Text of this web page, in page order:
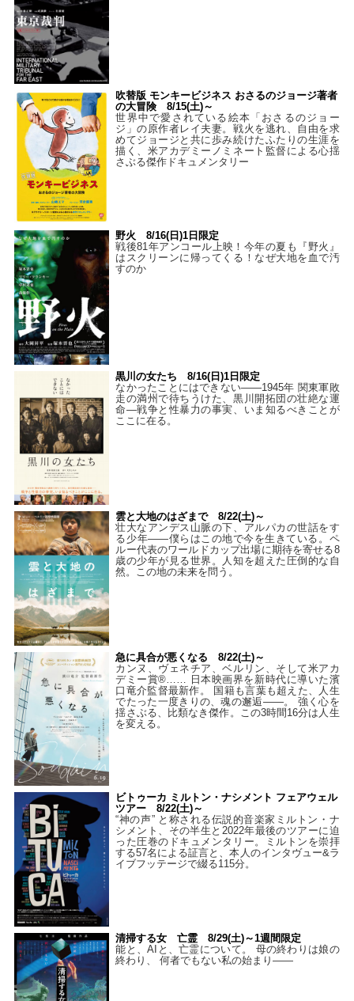
吹替版 モンキービジネス おさるのジョージ著者
の大冒険 8/15(土)～
世界中で愛されている絵本「おさるのジョー
ジ」の原作者レイ夫妻。戦火を逃れ、自由を求
めてジョージと共に歩み続けたふたりの生涯を
描く、米アカデミーノミネート監督による心揺
さぶる傑作ドキュメンタリー
野火 8/16(日)1日限定
戦後81年アンコール上映！今年の夏も『野火』
はスクリーンに帰ってくる！なぜ大地を血で汚
すのか
黒川の女たち 8/16(日)1日限定
なかったことにはできない——1945年 関東軍敗
走の満州で待ちうけた、黒川開拓団の壮絶な運
命―戦争と性暴力の事実、いま知るべきことが
ここに在る。
雲と大地のはざまで 8/22(土)～
壮大なアンデス山脈の下、アルパカの世話をす
る少年――僕らはこの地で今を生きている。ペ
ルー代表のワールドカップ出場に期待を寄せる8
歳の少年が見る世界。人知を超えた圧倒的な自
然。この地の未来を問う。
急に具合が悪くなる 8/22(土)～
カンヌ、ヴェネチア、ベルリン、そして米アカ
デミー賞®…… 日本映画界を新時代に導いた濱
口竜介監督最新作。 国籍も言葉も超えた、人生
でたった一度きりの、魂の邂逅――。 強く心を
揺さぶる、比類なき傑作。この3時間16分は人生
を変える。
ビトゥーカ ミルトン・ナシメント フェアウェル
ツアー 8/22(土)～
“神の声” と称される伝説的音楽家ミルトン・ナ
シメント、その半生と2022年最後のツアーに迫
った圧巻のドキュメンタリー。ミルトンを崇拝
する57名による証言と、本人のインタヴュー&ラ
イブフッテージで綴る115分。
清掃する女 亡霊 8/29(土)～1週間限定
能と、AIと、亡霊について。 母の終わりは娘の
終わり、 何者でもない私の始まり――